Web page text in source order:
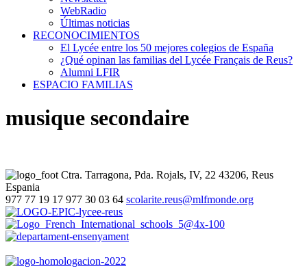
WebRadio
Últimas noticias
RECONOCIMIENTOS
El Lycée entre los 50 mejores colegios de España
¿Qué opinan las familias del Lycée Français de Reus?
Alumni LFIR
ESPACIO FAMILIAS
musique secondaire
Ctra. Tarragona, Pda. Rojals, IV, 22 43206, Reus
Espania
977 77 19 17 977 30 03 64 scolarite.reus@mlfmonde.org